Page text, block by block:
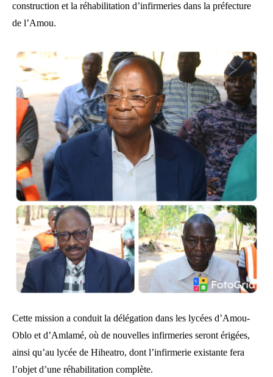
construction et la réhabilitation d’infirmeries dans la préfecture
de l’Amou.
Cette mission a conduit la délégation dans les lycées d’Amou-
Oblo et d’Amlamé, où de nouvelles infirmeries seront érigées,
ainsi qu’au lycée de Hiheatro, dont l’infirmerie existante fera
l’objet d’une réhabilitation complète.